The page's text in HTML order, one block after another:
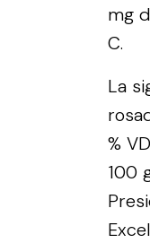
mg
C.
La
%
100